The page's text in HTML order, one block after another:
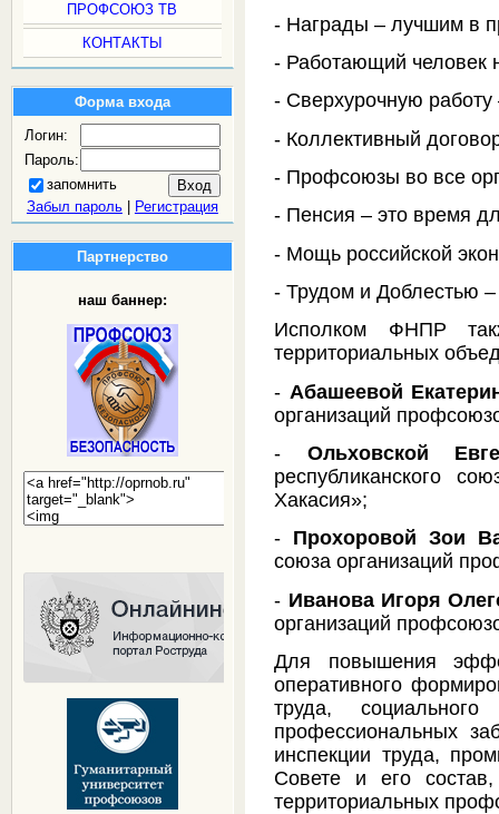
ПРОФСОЮЗ ТВ
КОНТАКТЫ
Форма входа
Логин:
Пароль:
запомнить
Забыл пароль| Регистрация
Партнерство
наш баннер:
- Награды – лучшим в
- Работающий человек
- Сверхурочную работу
- Коллективный
- Профсоюзы во все
- Пенсия – это время
- Мощь российской
- Трудом и Доблестью
Исполком ФНПР
территориальных
- Абашеевой
организаций
- Ольховской
республиканского
Хакасия»;
- Прохоровой Зои
союза организаций
- Иванова Игоря
организаций
Для повышения
оперативного
труда,
профессиональных
инспекции труда,
Совете и его
территориальных